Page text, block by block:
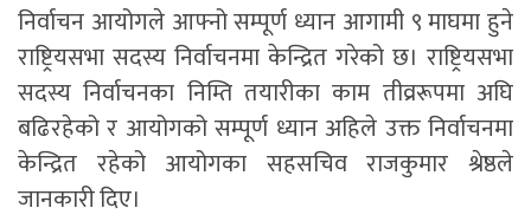
निर्वाचन आयोगले आफ्नो सम्पूर्ण ध्यान आगामी ९ माघमा हुने
राष्ट्रियसभा सदस्य निर्वाचनमा केन्द्रित गरेको छ। राष्ट्रियसभा
सदस्य निर्वाचनका निम्ति तयारीका काम तीव्ररूपमा अघि
बढिरहेको र आयोगको सम्पूर्ण ध्यान अहिले उक्त निर्वाचनमा
केन्द्रित रहेको आयोगका सहसचिव राजकुमार श्रेष्ठले
जानकारी दिए।